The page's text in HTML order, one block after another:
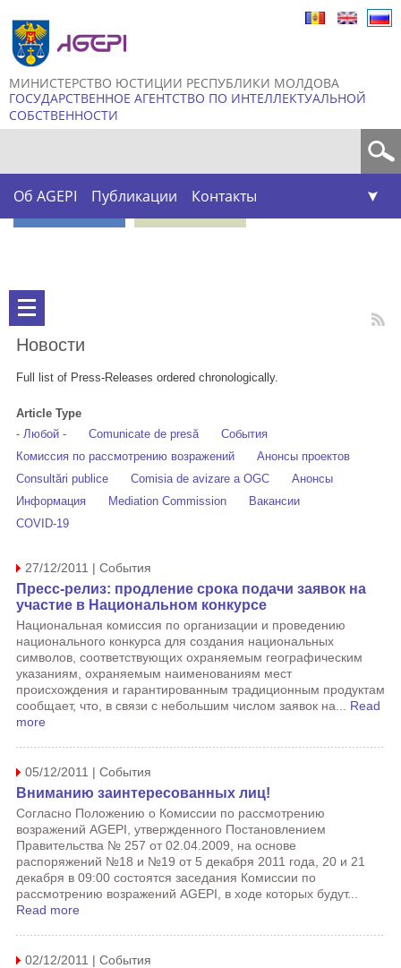
МИНИСТЕРСТВО ЮСТИЦИИ РЕСПУБЛИКИ МОЛДОВА
ГОСУДАРСТВЕННОЕ АГЕНТСТВО ПО ИНТЕЛЛЕКТУАЛЬНОЙ
СОБСТВЕННОСТИ
Об AGEPI Публикации Контакты
Новости
Full list of Press-Releases ordered chronologically.
Article Type
- Любой -
Comunicate de presă
События
Комиссия по рассмотрению возражений
Анонсы проектов
Consultări publice
Comisia de avizare a OGC
Анонсы
Информация
Mediation Commission
Вакансии
COVID-19
27/12/2011 | События
Пресс-релиз: продление срока подачи заявок на
участие в Национальном конкурсе
Национальная комиссия по организации и проведению
национального конкурса для создания национальных
символов, соответствующих охраняемым географическим
указаниям, охраняемым наименованиям мест
происхождения и гарантированным традиционным продуктам
сообщает, что, в связи с небольшим числом заявок на... Read
more
05/12/2011 | События
Вниманию заинтересованных лиц!
Согласно Положению о Комиссии по рассмотрению
возражений AGEPI, утвержденного Постановлением
Правительства № 257 от 02.04.2009, на основе
распоряжений №18 и №19 от 5 декабря 2011 года, 20 и 21
декабря в 09:00 состоятся заседания Комиссии по
рассмотрению возражений AGEPI, в ходе которых будут...
Read more
02/12/2011 | События